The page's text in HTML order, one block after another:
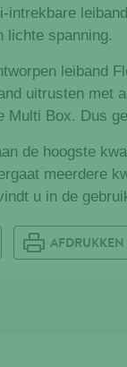
lichte spanning.
leiband
uitrusten met
Box. Dus
de hoogste
meerdere
u in de
AFDRUKKEN